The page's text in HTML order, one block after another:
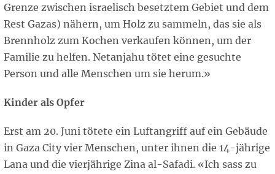
Grenze zwischen israelisch besetztem Gebiet und dem
Rest Gazas) nähern, um Holz zu sammeln, das sie als
Brennholz zum Kochen verkaufen können, um der
Familie zu helfen. Netanjahu tötet eine gesuchte
Person und alle Menschen um sie herum.»
Kinder als Opfer
Erst am 20. Juni tötete ein Luftangriff auf ein Gebäude
in Gaza City vier Menschen, unter ihnen die 14-jährige
Lana und die vierjährige Zina al-Safadi. «Ich sass zu